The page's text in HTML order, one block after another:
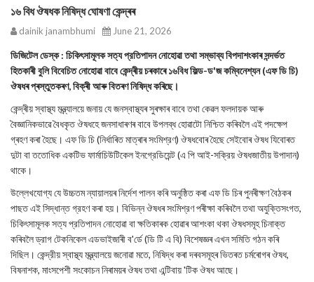
১৬ বিধ ঔষধক নিষিদ্ধ ঘোষণা কেন্দ্ৰৰ
dainik janambhumi June 21, 2026
ডিজিটেল ডেস্ক : চিকিৎসামূলক সত্য প্রতিপাদন নোহোৱা তথা সম্ভাব্য বিপদাশংকাৰ সন্দৰ্ভত
হিতকাৰী বুলি বিবেচিত নোহোৱা বাবে কেন্দ্ৰীয় চৰকাৰে ১৬বিধ ফিল্ড-ড'জ কম্বিনেশ্যন (এফ ডি চি)
ঔষধৰ প্ৰস্তুতকৰণ, বিক্ৰী আৰু বিতৰণ নিষিদ্ধ কৰিছে।
কেন্দ্ৰীয় স্বাস্থ্য মন্ত্র্যালয়ে জনায় যে জনস্বাস্থ্যৰ সুৰক্ষাৰ বাবে তথা কেৱল ফলদায়ক আৰু
বৈজ্ঞানিকভাৱে বৈধকৃত ঔষধহে জনসাধাৰণৰ বাবে উপলব্ধ হোৱাটো নিশ্চিত কৰিবলৈ এই পদক্ষেপ
গ্ৰহণ কৰা হৈছে। এফ ডি চি (নিৰ্ধাৰিত মাত্ৰাৰ সংমিশ্রণ) ঔষধবোৰ হৈছে সেইবোৰ ঔষধ যিবোৰত
দুটা বা ততোধিক একটিভ ফার্মাচিউটিকেল ইনগ্রেডিয়েন্ট (এ পি আই-সক্রিয় ঔষধজাতীয় উপাদান)
থাকে।
উল্লেখযোগ্য যে উচ্চতম ন্যায়ালয়ৰ নিৰ্দেশ পালন কৰি অনুষ্ঠিত কৰা এফ ডি চিৰ পুনৰীক্ষণ বৈঠকৰ
পাছত এই সিদ্ধান্ত গ্রহণ কৰা হয়। বিভিন্ন ঔষধৰ সংমিশ্রণ পৰীক্ষা কৰিবলৈ তথা অযুক্তিসংগত,
চিকিৎসামূলক সত্য প্রতিপাদন নোহোৱা বা ক্ষতিকাৰক হোৱাৰ আশংকা থকা ঔষধসমূহ চিনাক্ত
কৰিবলৈ ড্রাগ টেকনিকেল এডভাইজাৰী ব'র্ডে (ডি টি এ বি) বিশেষজ্ঞৰ এখন সমিতি গঠন কৰি
দিছিল। কেন্দ্রীয় স্বাস্থ্য মন্ত্র্যালয়ে জনোৱা মতে, নিষিদ্ধ কৰা দৰবসমূহৰ ভিতৰত চৰ্মৰোগৰ ঔষধ,
বিষনাশক, মাংসপেশী সংকোচন নিৰাময়ৰ ঔষধ তথা এন্টিবায় 'টিক ঔষধ আছে।